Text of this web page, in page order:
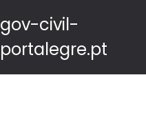
gov-civil-
portalegre.pt